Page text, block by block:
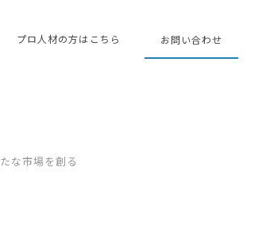
プロ人材の方はこちら お問い合わせ
な市場を創る